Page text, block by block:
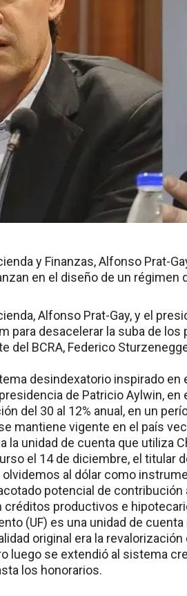
y Finanzas, Alfonso Prat-
en el diseño de un
Alfonso Prat-Gay, y el
para desacelerar la suba de
del BCRA, Federico
desindexatorio inspirado
de Patricio Aylwin,
del 30 al 12% anual, en un
mantiene vigente en el país
la unidad de cuenta que utiliza
el 14 de diciembre, el titular
al dólar como
potencial de
créditos productivos e
(UF) es una unidad de
original era la
luego se extendió al sistema
los honorarios.